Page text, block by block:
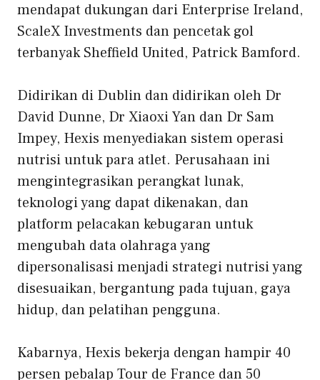
mendapat dukungan dari Enterprise Ireland,
ScaleX Investments dan pencetak gol
terbanyak Sheffield United, Patrick Bamford.
Didirikan di Dublin dan didirikan oleh Dr
David Dunne, Dr Xiaoxi Yan dan Dr Sam
Impey, Hexis menyediakan sistem operasi
nutrisi untuk para atlet. Perusahaan ini
mengintegrasikan perangkat lunak,
teknologi yang dapat dikenakan, dan
platform pelacakan kebugaran untuk
mengubah data olahraga yang
dipersonalisasi menjadi strategi nutrisi yang
disesuaikan, bergantung pada tujuan, gaya
hidup, dan pelatihan pengguna.
Kabarnya, Hexis bekerja dengan hampir 40
persen pebalap Tour de France dan 50